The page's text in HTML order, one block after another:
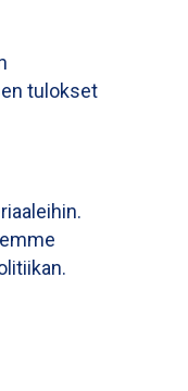
tulokset